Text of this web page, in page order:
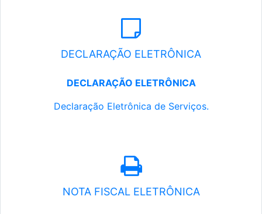
DECLARAÇÃO ELETRÔNICA
DECLARAÇÃO ELETRÔNICA
Declaração Eletrônica de Serviços.
NOTA FISCAL ELETRÔNICA